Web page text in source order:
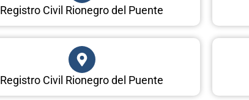
Registro Civil Rionegro del Puente
Registro Civil Rionegro del Puente